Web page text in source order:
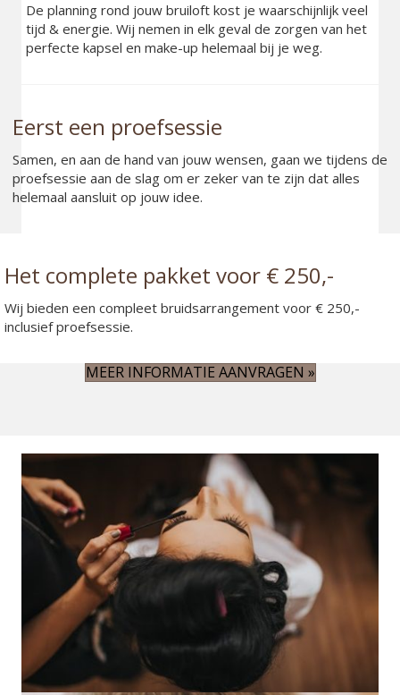
De planning rond jouw bruiloft kost je waarschijnlijk veel
tijd & energie. Wij nemen in elk geval de zorgen van het
perfecte kapsel en make-up helemaal bij je weg.
Eerst een proefsessie
Samen, en aan de hand van jouw wensen, gaan we tijdens de
proefsessie aan de slag om er zeker van te zijn dat alles
helemaal aansluit op jouw idee.
Het complete pakket voor € 250,-
Wij bieden een compleet bruidsarrangement voor € 250,-
inclusief proefsessie.
MEER INFORMATIE AANVRAGEN »